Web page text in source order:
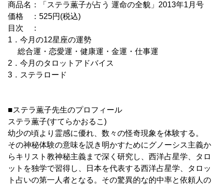
商品名：「ステラ薫子が占う 運命の全貌」2013年1月号
価格 ：525円(税込)
目次 ：
1．今月の12星座の運勢
総合運・恋愛運・健康運・金運・仕事運
2．今月のタロットアドバイス
3．ステラロード
■ステラ薫子先生のプロフィール
ステラ薫子(すてらかおるこ)
幼少の頃より霊感に優れ、数々の怪奇現象を体験する。
その神秘体験の意味を説き明かすためにグノーシス主義か
らキリスト教神秘主義まで深く研究し、西洋占星学、タロ
ットを独学で習得し、日本を代表する西洋占星学、タロッ
ト占いの第一人者となる。その驚異的な的中率と依頼人の